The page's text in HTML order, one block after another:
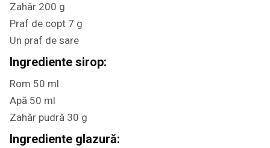
Zahăr 200 g
Praf de copt 7 g
Un praf de sare
Ingrediente sirop:
Rom 50 ml
Apă 50 ml
Zahăr pudră 30 g
Ingrediente glazură: